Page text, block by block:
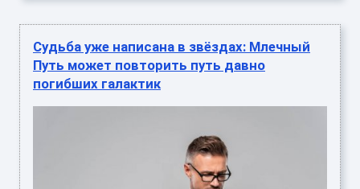
Судьба уже написана в звёздах: Млечный
Путь может повторить путь давно
погибших галактик